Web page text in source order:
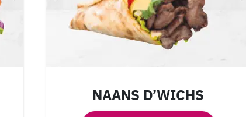
NAANS D’WICHS